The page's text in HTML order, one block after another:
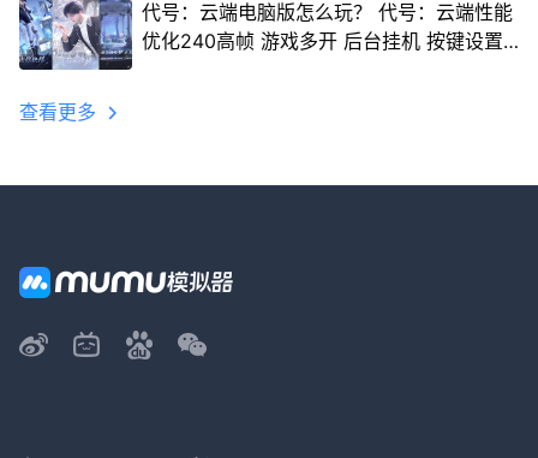
代号：云端电脑版怎么玩？ 代号：云端性能
优化240高帧 游戏多开 后台挂机 按键设置
查看更多